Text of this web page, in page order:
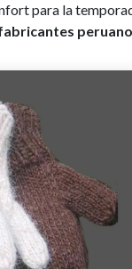
para la